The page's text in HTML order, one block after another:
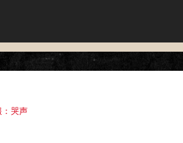
：哭声